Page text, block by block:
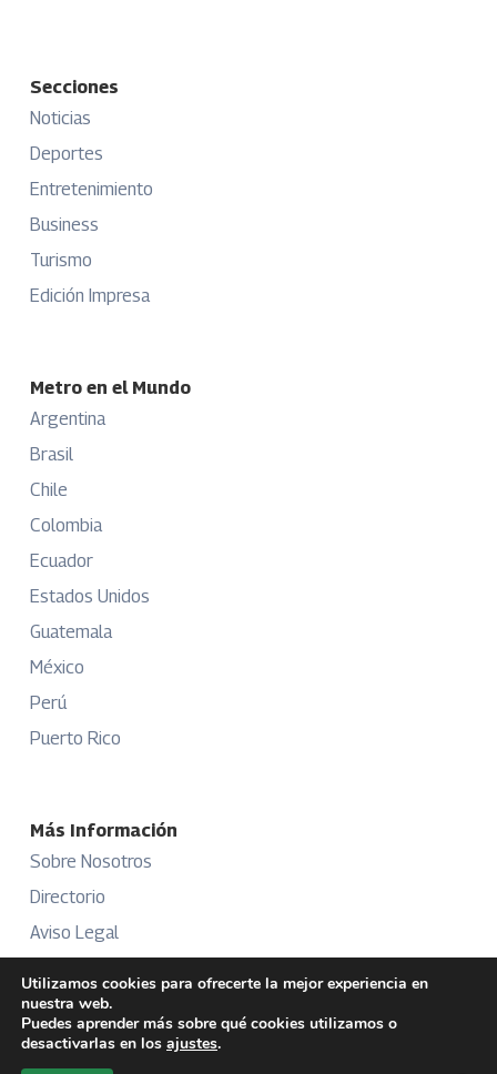
Secciones
Noticias
Deportes
Entretenimiento
Business
Turismo
Edición Impresa
Metro en el Mundo
Argentina
Brasil
Chile
Colombia
Ecuador
Estados Unidos
Guatemala
México
Perú
Puerto Rico
Más Información
Sobre Nosotros
Directorio
Aviso Legal
Publicidad
Utilizamos cookies para ofrecerte la mejor experiencia en
nuestra web.
Puedes aprender más sobre qué cookies utilizamos o
desactivarlas en los ajustes.